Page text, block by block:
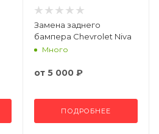
Замена заднего
бампера Chevrolet Niva
Много
от 5 000 ₽
ПОДРОБНЕЕ